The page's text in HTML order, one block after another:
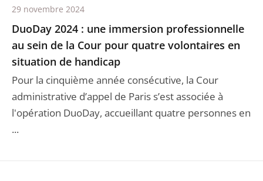
DuoDay 2024 : une immersion professionnelle
au sein de la Cour pour quatre volontaires en
situation de handicap
Pour la cinquième année consécutive, la Cour
administrative d’appel de Paris s’est associée à
l'opération DuoDay, accueillant quatre personnes en
...
29 novembre 2024